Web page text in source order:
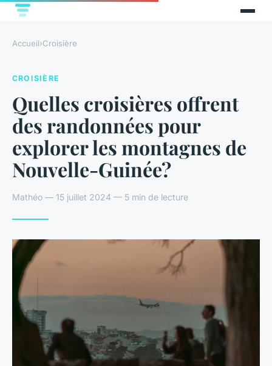
Accueil›Croisière
CROISIÈRE
Quelles croisières offrent
des randonnées pour
explorer les montagnes de
Nouvelle-Guinée?
Mathéo — 15 juillet 2024 — 5 min de lecture